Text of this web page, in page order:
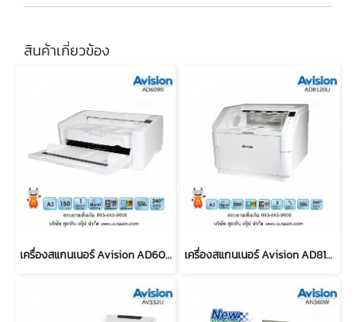
สินค้าเกี่ยวข้อง
เครื่องสแกนเนอร์ Avision AD6090 เครื่องสแกนเนอร์ Avision AD8120